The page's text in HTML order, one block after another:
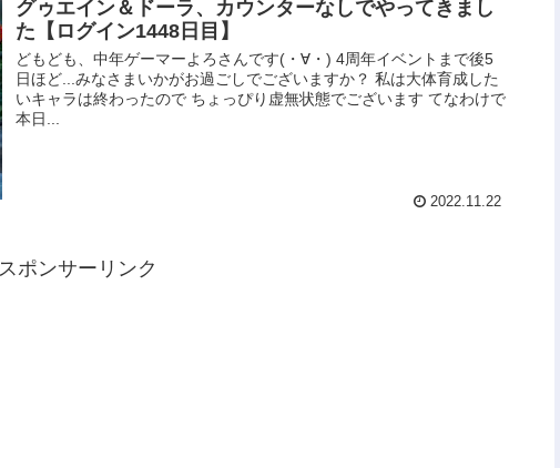
グゥエイン＆ドーラ、カウンターなしでやってきまし
た【ログイン1448日目】
どもども、中年ゲーマーよろさんです(・∀・) 4周年イベントまで後5
日ほど...みなさまいかがお過ごしでございますか？ 私は大体育成した
いキャラは終わったので ちょっぴり虚無状態でございます てなわけで
本日...
2022.11.22
スポンサーリンク